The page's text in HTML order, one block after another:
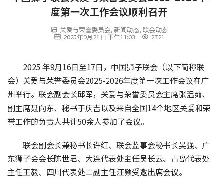
度第一次工作会议顺利召开
关爱与荣誉委员会, 新闻动态, 联会动态
2025年9月21日 下午11:03 2721
2025 年9月16日至17日，中国狮子联会（以下简称联
会）关爱与荣誉委员会2025-2026年度第一次工作会议在广
州举行。联会副会长邱军，关爱与荣誉委员会主席张温茹、
副主席聂向东、秘书于庆吉以及来自全国14个地区关爱和荣
誉工作的负责人共计50余人参加了会议。
联会副会长兼秘书长许红、联会监事会秘书长吴强、广
东狮子会会长陈世君、大连代表处主任吴长云、青岛代表处
主任王毅、四川代表处二副主任汪频受邀出席会议。